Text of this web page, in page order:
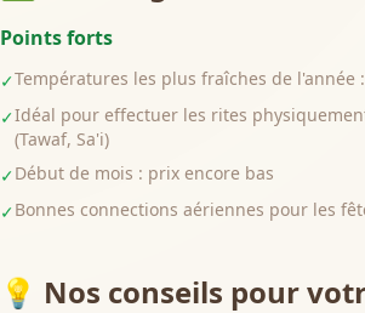
Points forts
✓Températures les plus fraîches de l'année
✓Idéal pour effectuer les rites
(Tawaf, Sa'i)
✓Début de mois : prix encore bas
✓Bonnes connections aériennes pour les
💡 Nos conseils pour